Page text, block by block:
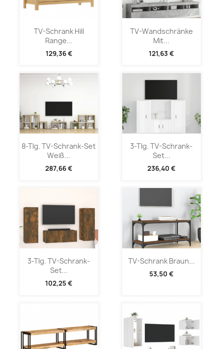
TV-Schrank Hill
Range...
129,36 €
TV-Wandschränke
Mit...
121,63 €
8-Tlg. TV-Schrank-Set
Weiß...
287,66 €
3-Tlg. TV-Schrank-
Set...
236,40 €
3-Tlg. TV-Schrank-
Set...
102,25 €
TV-Schrank Braun...
53,50 €